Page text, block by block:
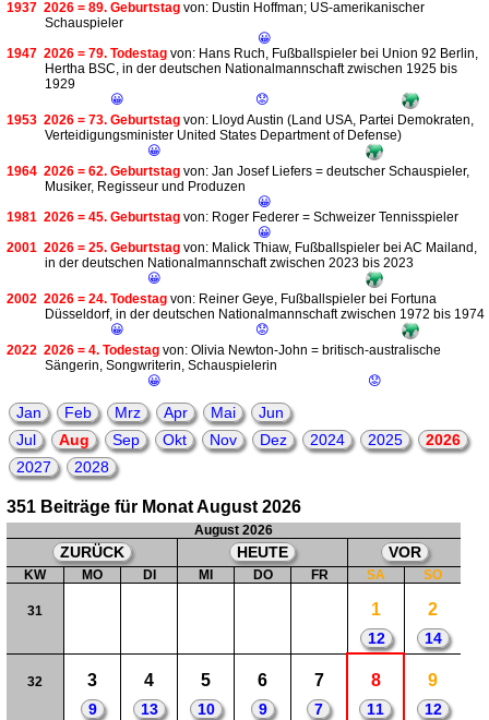
1937 2026 = 89. Geburtstag von: Dustin Hoffman; US-amerikanischer
Schauspieler
😀
1947 2026 = 79. Todestag von: Hans Ruch, Fußballspieler bei Union 92 Berlin,
Hertha BSC, in der deutschen Nationalmannschaft zwischen 1925 bis
1929
😀
😟
1953 2026 = 73. Geburtstag von: Lloyd Austin (Land USA, Partei Demokraten,
Verteidigungsminister United States Department of Defense)
😀
1964 2026 = 62. Geburtstag von: Jan Josef Liefers = deutscher Schauspieler,
Musiker, Regisseur und Produzen
😀
1981 2026 = 45. Geburtstag von: Roger Federer = Schweizer Tennisspieler
😀
2001 2026 = 25. Geburtstag von: Malick Thiaw, Fußballspieler bei AC Mailand,
in der deutschen Nationalmannschaft zwischen 2023 bis 2023
😀
2002 2026 = 24. Todestag von: Reiner Geye, Fußballspieler bei Fortuna
Düsseldorf, in der deutschen Nationalmannschaft zwischen 1972 bis 1974
😀
😟
2022 2026 = 4. Todestag von: Olivia Newton-John = britisch-australische
Sängerin, Songwriterin, Schauspielerin
😀
😟
Jan Feb Mrz Apr Mai
Jun
Jul
Aug Sep Okt Nov Dez 2024 2025
2026
2027
2028
351 Beiträge für Monat August 2026
August 2026
ZURÜCK HEUTE VOR
KW MO DI MI DO FR SA SO
31 1
12
2
14
32 3
9
4
13
5
10
6
9
7
7
8
11
9
12